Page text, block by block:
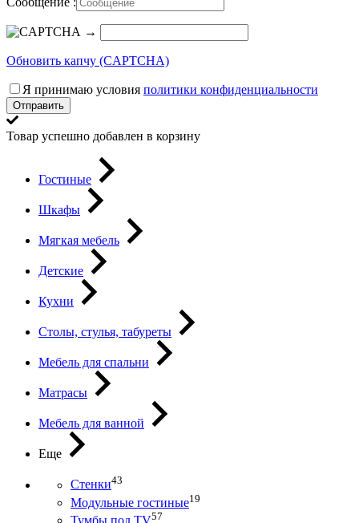
→
Обновить капчу (CAPTCHA)
Я принимаю условия политики конфиденциальности
Отправить
Товар успешно добавлен в корзину
Гостиные
Шкафы
Мягкая мебель
Детские
Кухни
Столы, стулья, табуреты
Мебель для спальни
Матрасы
Мебель для ванной
Еще
Стенки43
Модульные гостиные19
57